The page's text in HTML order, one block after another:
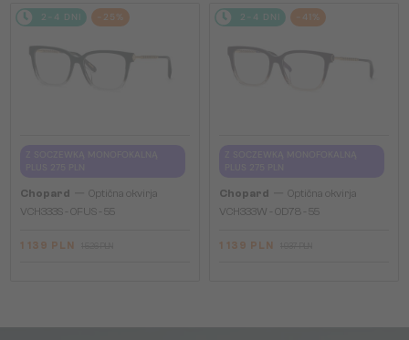
2-4 DNI -25%
Chopard
Optična okvirja
VCH333S - 0FUS - 55
1 139 PLN
2-4 DNI -41%
Chopard
Optična okvirja
VCH333W - 0D78 - 55
1 139 PLN